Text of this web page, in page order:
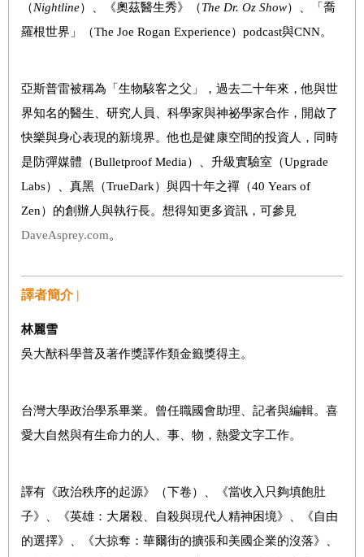
（Nightline） 、《奧茲醫生秀》 （The Dr. Oz Show）
、「喬
羅根世界」
（The Joe Rogan Experience） podcast與CNN。
亞斯普雷被稱為「生物駭客之父」，過去二十年來，他與世
界知名的醫生、研究人員、科學家與神祕學家合作，開啟了
快樂與身心表現的新境界。他也是健康空間的投資人，同時
是防彈媒體（Bulletproof Media）、升級實驗室（Upgrade
Labs）、真黑（TrueDark）與四十年之禪（40 Years of
Zen）的創辦人與執行長。想得知更多資訊，可參見
DaveAsprey.com。
譯者簡介 |
林麗雪
吳大猷科學普及著作獎譯作類金籤獎得主。
台灣大學政治學系畢業。曾任職國會助理、記者與編輯。喜
愛大自然與有生命力的人、事、物，熱愛文字工作。
譯有《政治秩序的起源》（下卷）、《當收入只夠填飽肚
子》、《英雄：大屠殺、自殺與現代人精神困境》、《自由
的選擇》、《大掠奪：華爾街的擴張和美國企業的沒落》、